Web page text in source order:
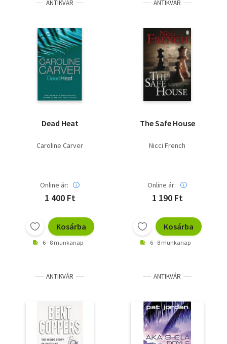
ANTIKVÁR
Dead Heat
Caroline Carver
Online ár:
1 400 Ft
Kosárba
6 - 8 munkanap
ANTIKVÁR
The Safe House
Nicci French
Online ár:
1 190 Ft
Kosárba
6 - 8 munkanap
ANTIKVÁR ANTIKVÁR